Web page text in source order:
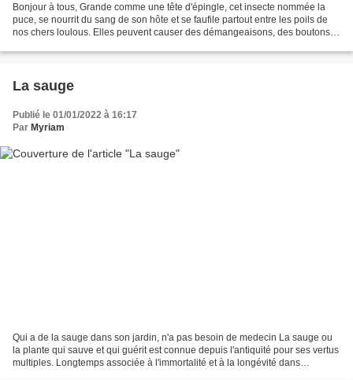
Bonjour à tous, Grande comme une tête d'épingle, cet insecte nommée la
puce, se nourrit du sang de son hôte et se faufile partout entre les poils de
nos chers loulous. Elles peuvent causer des démangeaisons, des boutons,
La sauge
Publié le 01/01/2022 à 16:17
Par Myriam
Qui a de la sauge dans son jardin, n'a pas besoin de medecin La sauge ou
la plante qui sauve et qui guérit est connue depuis l'antiquité pour ses vertus
multiples. Longtemps associée à l'immortalité et à la longévité dans